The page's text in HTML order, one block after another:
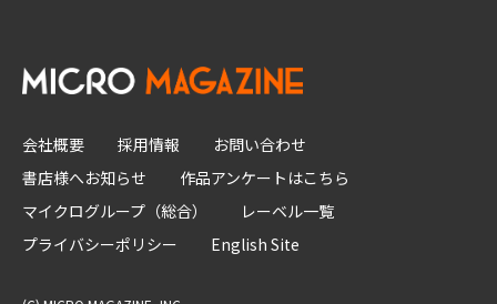
会社概要 採用情報
お問い合わせ
書店様へお知らせ
作品アンケートはこちら
マイクログループ（総合）
レーベル一覧
プライバシーポリシー
English Site